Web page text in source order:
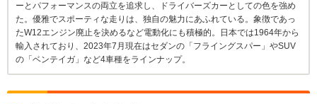
ーとパフォーマンスの両立を追求し、ドライバーズカーとしての色を強め
た。優雅でスポーティな走りは、独自の魅力にあふれている。象徴であっ
たW12エンジン廃止を決めるなど電動化にも積極的。日本では1964年から
輸入されており、2023年7月現在はセダンの「フライングスパー」やSUV
の「ベンテイガ」など4車種をラインナップ。